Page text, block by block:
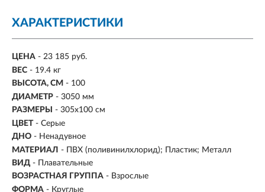
ХАРАКТЕРИСТИКИ
ЦЕНА - 23 185 руб.
ВЕС - 19.4 кг
ВЫСОТА, СМ - 100
ДИАМЕТР - 3050 мм
РАЗМЕРЫ
- 305х100 см
ЦВЕТ - Серые
ДНО - Ненадувное
МАТЕРИАЛ - ПВХ (поливинилхлорид); Пластик; Металл
ВИД - Плавательные
ВОЗРАСТНАЯ ГРУППА - Взрослые
ФОРМА - Круглые